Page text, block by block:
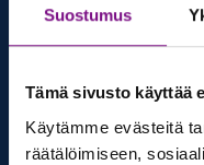
Suostumus
Tämä sivusto käyttää
Käytämme evästeitä
räätälöimiseen,
uppenbarade sig var
nyfiken på företaget.
än de jag varit på
I vilka sammanhang